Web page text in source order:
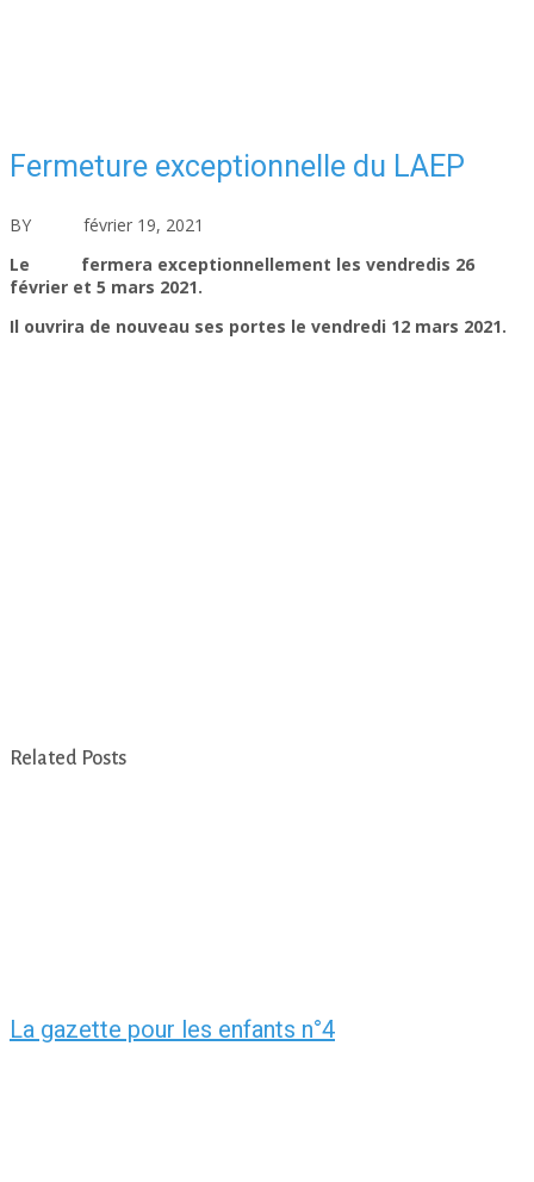
Fermeture exceptionnelle du LAEP
BY février 19, 2021
Le
fermera exceptionnellement les vendredis 26
février et 5 mars 2021.
Il ouvrira de nouveau ses portes le vendredi 12 mars 2021.
Related Posts
La gazette pour les enfants n°4